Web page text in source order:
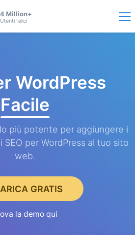
4 Million+
Utenti felici
WordPress
Facile
più potente per aggiungere i
SEO per WordPress al tuo sito
web.
GRATIS
la demo qui